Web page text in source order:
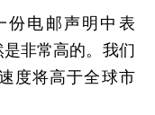
电邮声明中表
非常高的。我们
度将高于全球市